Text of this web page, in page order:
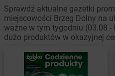
Sprawdź aktualne gazetki
miejscowości Brzeg Dolny na
ważne w tym tygodniu (03.08 -
dużo produktów w okazyjnej